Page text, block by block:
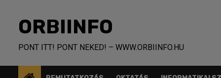
contentORBIINFO
PONT ITT! PONT NEKED! – WWW.ORBIINFO.HU